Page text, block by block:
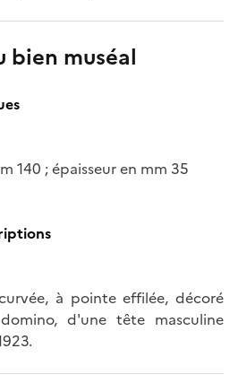
bien muséal
140 ; épaisseur en mm 35
à pointe effilée, décoré
d'une tête masculine